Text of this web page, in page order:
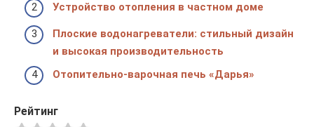
Устройство отопления в частном доме
Плоские водонагреватели: стильный дизайн
и высокая производительность
Отопительно-варочная печь «Дарья»
Рейтинг